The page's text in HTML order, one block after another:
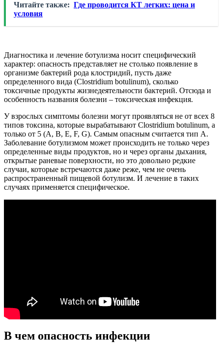
Читайте также: Где проводится КТ легких: цена и
условия
Диагностика и лечение ботулизма носит специфический
характер: опасность представляет не столько появление в
организме бактерий рода клостридий, пусть даже
определенного вида (Clostridium botulinum), сколько
токсичные продукты жизнедеятельности бактерий. Отсюда и
особенность названия болезни – токсическая инфекция.
У взрослых симптомы болезни могут проявляться не от всех 8
типов токсина, которые вырабатывают Clostridium botulinum, а
только от 5 (A, B, E, F, G). Самым опасным считается тип А.
Заболевание ботулизмом может происходить не только через
определенные виды продуктов, но и через органы дыхания,
открытые раневые поверхности, но это довольно редкие
случаи, которые встречаются даже реже, чем не очень
распространенный пищевой ботулизм. И лечение в таких
случаях применяется специфическое.
В чем опасность инфекции